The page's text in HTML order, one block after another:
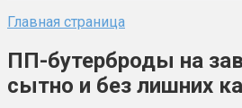
Главная страница
ПП-бутерброды на
сытно и без лишних